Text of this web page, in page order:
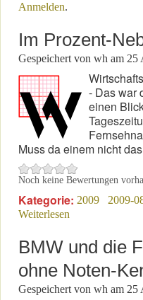
Anmelden.
Im Prozent-
Gespeichert von wh am 25
- Das war
einen
Muss da einem nicht
Noch keine Bewertungen
Kategorie: 2009
2009-
Weiterlesen
BMW und die
ohne Noten-
Gespeichert von wh am 25